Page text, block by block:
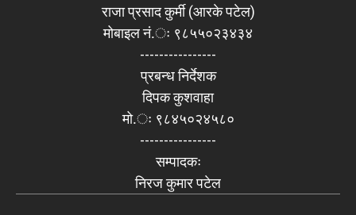
राजा प्रसाद कुर्मी (आरके पटेल)
मोबाइल नं.ः ९८५५०२३४३४
----------------
प्रबन्ध निर्देशक
दिपक कुशवाहा
मो.ः ९८४५०२४५८०
----------------
सम्पादकः
निरज कुमार पटेल